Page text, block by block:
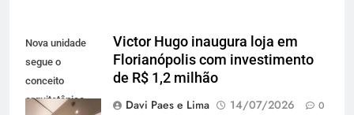
Nova unidade
segue o
conceito
arquitetônico
Victor Hugo inaugura loja em
Florianópolis com investimento
de R$ 1,2 milhão
Davi Paes e Lima
14/07/2026 0